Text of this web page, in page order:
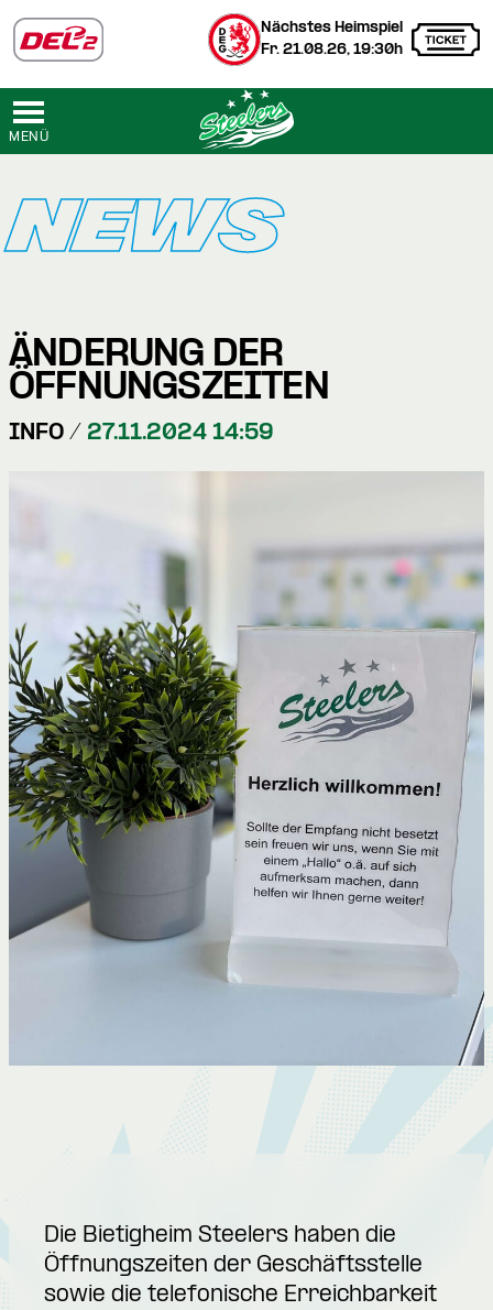
Nächstes Heimspiel
Fr. 21.08.26, 19:30h
MENÜ
NEWS
ÄNDERUNG DER
ÖFFNUNGSZEITEN
INFO / 27.11.2024 14:59
Die Bietigheim Steelers haben die
Öffnungszeiten der Geschäftsstelle
sowie die telefonische Erreichbarkeit